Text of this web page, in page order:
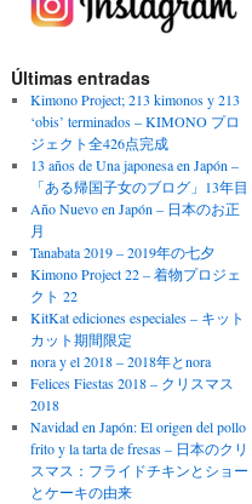
Últimas entradas
Kimono Project; 213 kimonos y 213
‘obis’ terminados – KIMONO プロ
ジェクト全426点完成
13 años de Una japonesa en Japón –
「ある帰国子女のブログ」13年目
Año Nuevo en Japón – 日本のお正
月
Tanabata 2019 – 2019年の七夕
Kimono Project 22 – 着物プロジェ
クト 22
KitKat ediciones especiales – キット
カット期間限定
nora y el 2018 – 2018年とnora
Felices Fiestas 2018 – クリスマス
2018
Navidad en Japón: El origen del pollo
frito y la tarta de fresas – 日本のクリ
スマス：フライドチキンとショー
とケーキの由来